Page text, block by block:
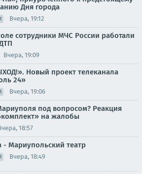
Дня города
Вчера, 19:12
сотрудники МЧС России работали
Вчера, 19:09
Новый проект телеканала
24»
Вчера, 19:06
под вопросом? Реакция
на жалобы
18:57
- Мариупольский театр
Вчера, 18:49